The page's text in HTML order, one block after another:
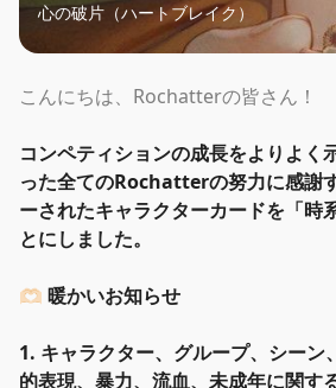
心の破片（ハートブレイク）
こんにちは、Rochatterの皆さん！
コンペティションの成長をよりよく
った全てのRochatterの努力に感謝
ーされたキャラクターカードを 「時
とにしました。
🫶🏻 暖かいお知らせ
1. キャラクター、グループ、シーン
的表現、暴力、流血、未成年に関す